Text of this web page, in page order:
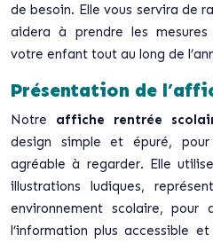
de besoin. Elle vous servira de
aidera à prendre les
votre enfant tout au long de
Présentation de
Notre affiche rentrée
design simple et épuré,
agréable à regarder. Elle
illustrations ludiques,
environnement scolaire, pour
l’information plus accessible